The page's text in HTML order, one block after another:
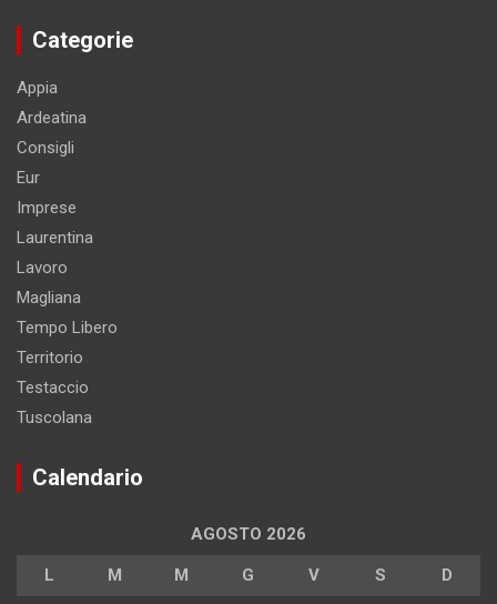
Categorie
Appia
Ardeatina
Consigli
Eur
Imprese
Laurentina
Lavoro
Magliana
Tempo Libero
Territorio
Testaccio
Tuscolana
Calendario
AGOSTO 2026
L M M G V S D